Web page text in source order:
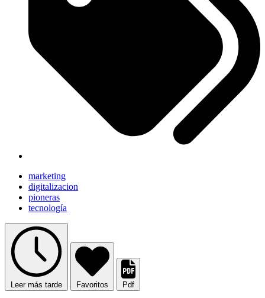
marketing
digitalizacion
pioneras
tecnología
Leer más tarde Favoritos Pdf